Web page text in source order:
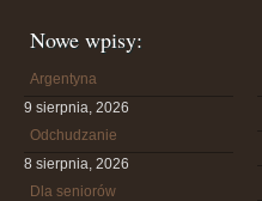
Nowe wpisy:
Argentyna
9 sierpnia, 2026
Odchudzanie
8 sierpnia, 2026
Dla seniorów